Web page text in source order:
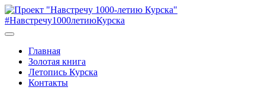
#Навстречу1000летиюКурска
Главная
Золотая книга
Летопись Курска
Контакты